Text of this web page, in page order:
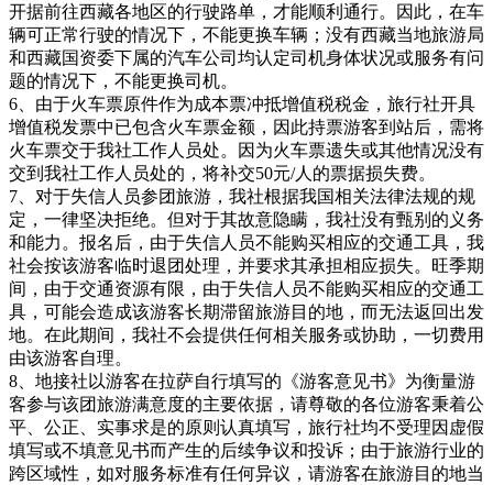
开据前往西藏各地区的行驶路单，才能顺利通行。因此，在车
辆可正常行驶的情况下，不能更换车辆；没有西藏当地旅游局
和西藏国资委下属的汽车公司均认定司机身体状况或服务有问
题的情况下，不能更换司机。
6、由于火车票原件作为成本票冲抵增值税税金，旅行社开具
增值税发票中已包含火车票金额，因此持票游客到站后，需将
火车票交于我社工作人员处。因为火车票遗失或其他情况没有
交到我社工作人员处的，将补交50元/人的票据损失费。
7、对于失信人员参团旅游，我社根据我国相关法律法规的规
定，一律坚决拒绝。但对于其故意隐瞒，我社没有甄别的义务
和能力。报名后，由于失信人员不能购买相应的交通工具，我
社会按该游客临时退团处理，并要求其承担相应损失。旺季期
间，由于交通资源有限，由于失信人员不能购买相应的交通工
具，可能会造成该游客长期滞留旅游目的地，而无法返回出发
地。在此期间，我社不会提供任何相关服务或协助，一切费用
由该游客自理。
8、地接社以游客在拉萨自行填写的《游客意见书》为衡量游
客参与该团旅游满意度的主要依据，请尊敬的各位游客秉着公
平、公正、实事求是的原则认真填写，旅行社均不受理因虚假
填写或不填意见书而产生的后续争议和投诉；由于旅游行业的
跨区域性，如对服务标准有任何异议，请游客在旅游目的地当